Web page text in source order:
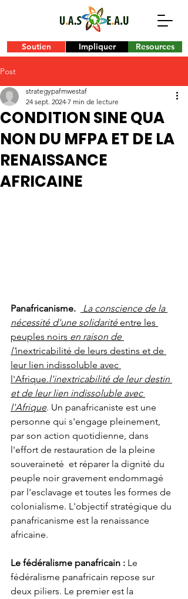
Soutien Impliquer Resources
Post
CONDITION SINE QUA
NON DU MFPA ET DE LA
RENAISSANCE
AFRICAINE
strategypafmwestaf
24 sept. 2024 7 min de lecture
Panafricanisme.
La conscience de la
nécessité d'une solidarité entre les
peuples noirs en raison de
l'inextricabilité de leurs destins et de
leur lien indissoluble avec
l'Afrique.l'inextricabilité de leur destin
et de leur lien indissoluble avec
l'Afrique. Un panafricaniste est une
personne qui s'engage pleinement,
par son action quotidienne, dans
l'effort de restauration de la pleine
souveraineté et réparer la dignité du
peuple noir gravement endommagé
par l'esclavage et toutes les formes de
colonialisme. L'objectif stratégique du
panafricanisme est la renaissance
africaine.
Le fédéralisme panafricain : Le
fédéralisme panafricain repose sur
deux piliers. Le premier est la